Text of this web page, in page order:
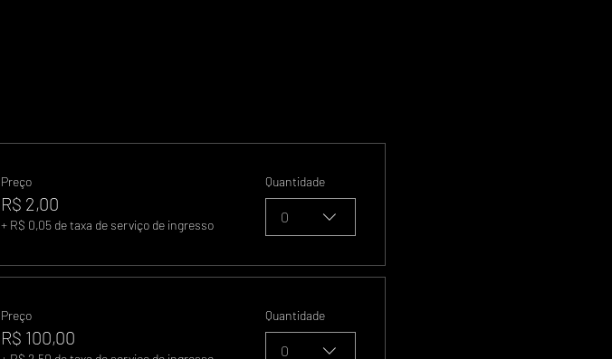
Preço
R$ 2,00
+ R$ 0,05 de taxa de serviço de ingresso
Quantidade
0
Preço
R$ 100,00
Quantidade
0